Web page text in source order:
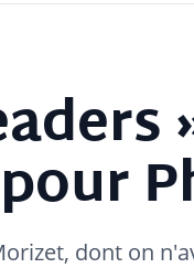
dont on